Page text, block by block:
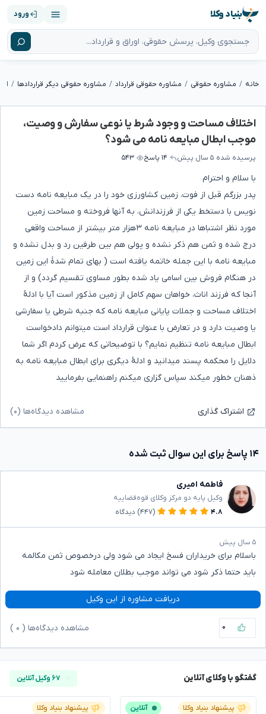
بنیاد وکلا ورود
خانه مشاوره حقوقی مشاوره حقوقی قرارداد مشاوره حقوقی دیگر قراردادها
اختلاف مساحت و وجود شرط یا نوعی سفارش و وصیت،
موجب ابطال مبایعه نامه می شود؟
پرسیده شده ۵ سال پیش ۱۴ پاسخ ۵۴۳
با سلام و احترام
پدر بزرگم قبل از فوت، زمین کشاورزی خود را در یک مبایعه نامه دست
نویس با دستخط یکی از فرزندانش، به آنها فروخته و مساحت زمین
مورد نظر اشتباها در مبایعه نامه ۳هزار متر بیشتر از مساحت واقعی
درج شده و ثمن هم ذکر نشده و پولی هم بین طرفین رد و بدل نشده و
مبایعه نامه با این جمله خاتمه یافته است ( بهای تمام شدۀ این زمین
در هنگام فروش بین اسامی یاد شده بطور مساوی تقسیم گردد) و از
آنجا که فرزند اناث، خواهان سهم کامل از زمین مذکور است آیا با ادلۀ
اختلاف مساحت و جملات پایانی مبایعه نامه که جنبه شرطی یا سفارشی
یا وصیت دارد و در تعارض با عنوان قرارداد است میتوانم دادخواست
ابطال مبایعه نامه تنظیم نمایم؟ با توضیحاتی که عرض کردم اگر شما
دلایل را محکمه پسند میدانید و ادلۀ دیگری برای ابطال مبایعه نامه به
ذهنان خطور میکند سپاس گزاری میکنم راهنمایی بفرمایید
اشتراک گذاری مشاهده دیدگاه‌ها (۰)
۱۴ پاسخ برای این سوال ثبت شده
فاطمه امیری
وکیل پایه دو مرکز وکلای قوه‌قضاییه
۴.۸
(۴۴۷) دیدگاه
۵ سال پیش
باسلام برای خریداران فسخ ایجاد می شود ولی درخصوص ثمن‌ مکالمه
باید حتما ذکر شود می تواند موجب بطلان معامله شود
دریافت مشاوره از این وکیل
۰ مشاهده دیدگاه‌ها ( ۰
گفتگو با وکلای آنلاین ۶۷ وکیل آنلاین
پیشنهاد بنیاد وکلا آنلاین پیشنهاد بنیاد وکلا